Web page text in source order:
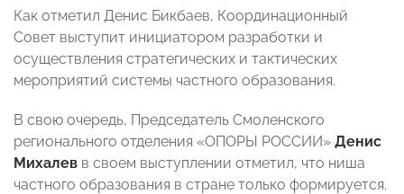
Как отметил Денис Бикбаев, Координационный
Совет выступит инициатором разработки и
осуществления стратегических и тактических
мероприятий системы частного образования.
В свою очередь, Председатель Смоленского
регионального отделения «ОПОРЫ РОССИИ» Денис
Михалев в своем выступлении отметил, что ниша
частного образования в стране только формируется.